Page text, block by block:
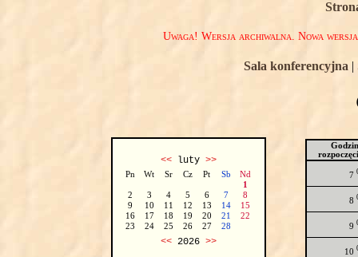
Uwaga! Wersja archiwalna. Nowa
Sala konferencyjna |
<<luty >>
Pn Wt Sr Cz Pt Sb
Nd
1
2
3 4 5 6 7
8
9
10 11 12 13 14
15
16
17 18 19 20 21
22
23
24 25 26 27 28
<<2026 >>
7
8
9
10